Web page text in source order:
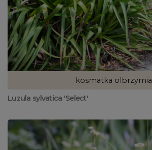
kosmatka olbrzymia
Luzula sylvatica 'Select'